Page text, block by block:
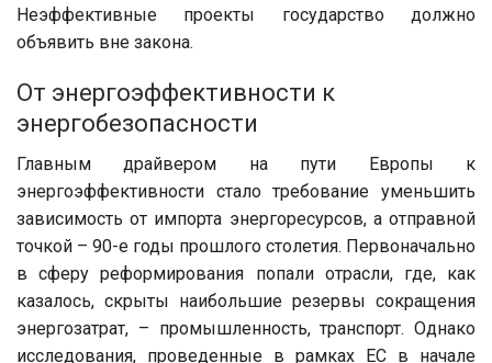
Неэффективные проекты государство должно
объявить вне закона.
От энергоэффективности к
энергобезопасности
Главным драйвером на пути Европы к
энергоэффективности стало требование уменьшить
зависимость от импорта энергоресурсов, а отправной
точкой – 90-е годы прошлого столетия. Первоначально
в сферу реформирования попали отрасли, где, как
казалось, скрыты наибольшие резервы сокращения
энергозатрат, – промышленность, транспорт. Однако
исследования, проведенные в рамках ЕС в начале